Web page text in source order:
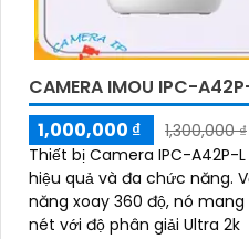
CAMERA IMOU IPC-
1,000,000 ₫
1,300,000 ₫
Thiết bị Camera IPC-A42P-
hiệu quả và đa chức năng. Với thiết kế đẹp mắt và khả
năng xoay 360 độ, nó
nét với độ phân giải Ultra 2k